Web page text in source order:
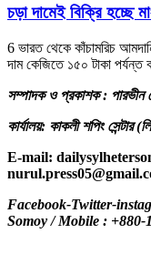
চড়া দামেই বিক্রি হচ্ছে
6 ভারত থেকে কাঁচামরিচ
দাম কেজিতে ১৫০ টাকা পর্যন্ত
সম্পাদক ও প্রকাশক :
কার্যালয়: কাকলী শপিং সেন্টার
E-mail:
Facebook-Twitter-
Somoy / Mobile : +880-